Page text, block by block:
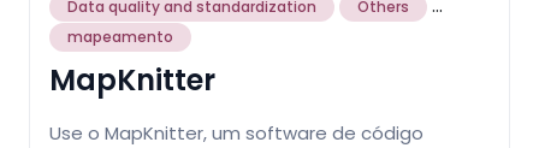
Data quality and standardization
Others ...
mapeamento
MapKnitter
Use o MapKnitter, um software de código